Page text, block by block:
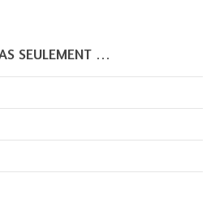
SEULEMENT …